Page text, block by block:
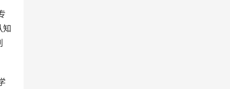
知